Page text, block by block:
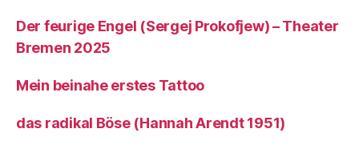
Der feurige Engel (Sergej Prokofjew) – Theater
Bremen 2025
Mein beinahe erstes Tattoo
das radikal Böse (Hannah Arendt 1951)